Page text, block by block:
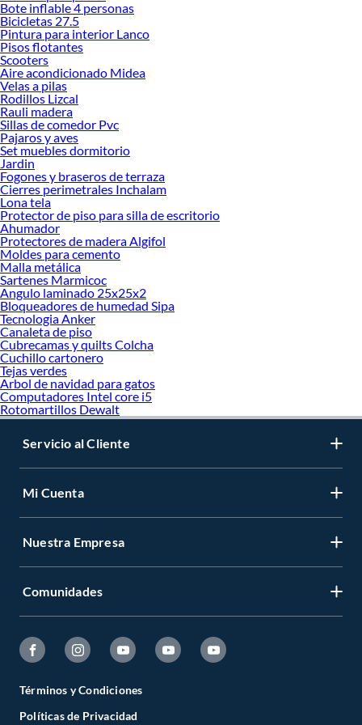
ofrecerte!
Encuentra una amplia variedad de productos de Sofás en Sodimac. Encuentra
todo lo necesario para tus proyectos de renovación y decoración. ¡Visítanos y
haz tus ideas realidad!
Bote inflable 4 personas
Bicicletas 27.5
Pintura para interior Lanco
Pisos flotantes
Scooters
Aire acondicionado Midea
Velas a pilas
Rodillos Lizcal
Rauli madera
Sillas de comedor Pvc
Pajaros y aves
Set muebles dormitorio
Jardin
Fogones y braseros de terraza
Cierres perimetrales Inchalam
Lona tela
Protector de piso para silla de escritorio
Ahumador
Protectores de madera Algifol
Moldes para cemento
Malla metálica
Sartenes Marmicoc
Angulo laminado 25x25x2
Bloqueadores de humedad Sipa
Tecnologia Anker
Canaleta de piso
Cubrecamas y quilts Colcha
Cuchillo cartonero
Tejas verdes
Arbol de navidad para gatos
Computadores Intel core i5
Rotomartillos Dewalt
Servicio al Cliente
Mi Cuenta
Nuestra Empresa
Comunidades
Términos y Condiciones
Políticas de Privacidad